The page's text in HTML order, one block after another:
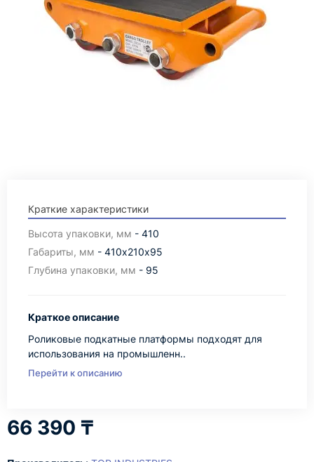
Краткие характеристики
Высота упаковки, мм - 410
Габариты, мм - 410х210х95
Глубина упаковки, мм - 95
Краткое описание
Роликовые подкатные платформы подходят для
использования на промышленн..
Перейти к описанию
66 390 ₸